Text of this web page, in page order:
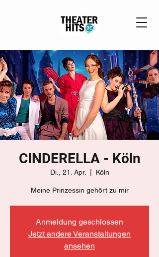
CINDERELLA - Köln
Di., 21. Apr. Köln
Meine Prinzessin gehört zu mir
Anmeldung geschlossen
Jetzt andere Veranstaltungen
ansehen